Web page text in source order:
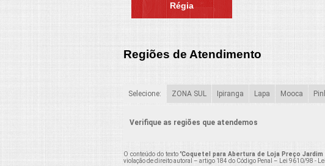
Régia
Regiões de Atendimento
Selecione: ZONA SUL Ipiranga Lapa Mooca
Verifique as regiões que atendemos
O conteúdo do texto "Coquetel para Abertura de Loja Preço Jardim
violação de direito autoral – artigo 184 do Código Penal –
Lei 9610/98 -